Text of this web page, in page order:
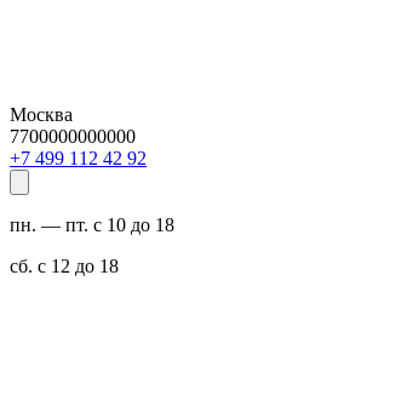
Москва
7700000000000
29 24 211 994 7+
пн. — пт. с 10 до 18
сб. с 12 до 18